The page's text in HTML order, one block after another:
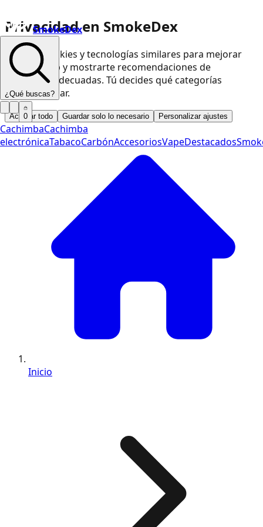
Privacidad en SmokeDex
Usamos cookies y tecnologías similares para mejorar
nuestra web y mostrarte recomendaciones de
productos adecuadas. Tú decides qué categorías
podemos usar.
Aceptar todo Guardar solo lo necesario Personalizar ajustes
SmokeDex
¿Qué buscas?
0
CachimbaCachimba
electrónicaTabacoCarbónAccesoriosVapeDestacados
Inicio